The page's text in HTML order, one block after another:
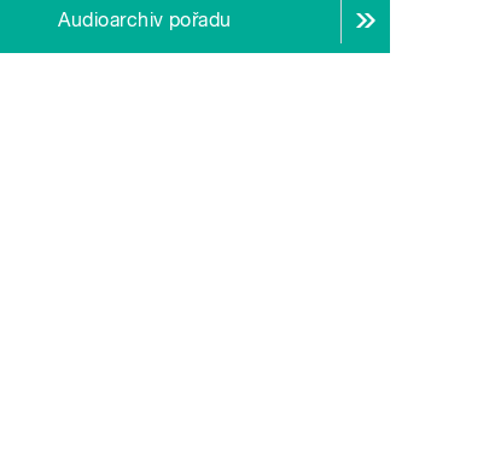
Audioarchiv pořadu